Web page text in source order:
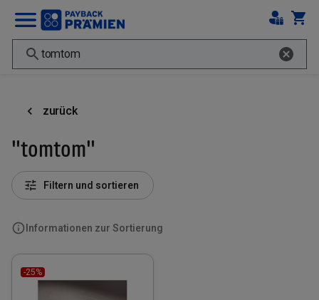
zurück
"tomtom"
Informationen zur Sortierung
Filtern und sortieren
-25%